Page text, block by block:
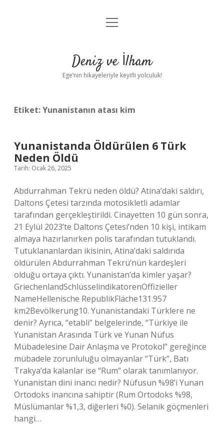
Anasayfa
Yasal Uyarı
menüyü
Deniz ve İlham
Ege’nin hikayeleriyle keyifli yolculuk!
Etiket:Yunanistanın atası kim
Yunanistanda Öldürülen 6 Türk
Neden Öldü
Tarih: Ocak 26, 2025
Abdurrahman Tekrü neden öldü? Atina’daki saldırı,
Daltons Çetesi tarzında motosikletli adamlar
tarafından gerçekleştirildi. Cinayetten 10 gün sonra,
21 Eylül 2023’te Daltons Çetesi’nden 10 kişi, intikam
almaya hazırlanırken polis tarafından tutuklandı.
Tutuklananlardan ikisinin, Atina’daki saldırıda
öldürülen Abdurrahman Tekrü’nün kardeşleri
olduğu ortaya çıktı. Yunanistan’da kimler yaşar?
GriechenlandSchlüsselindikatorenOffizieller
NameHellenische RepublikFläche131.957
km2Bevölkerung10. Yunanistandaki Türklere ne
denir? Ayrıca, “etabli” belgelerinde, “Türkiye ile
Yunanistan Arasında Türk ve Yunan Nüfus
Mübadelesine Dair Anlaşma ve Protokol” gereğince
mübadele zorunluluğu olmayanlar “Türk”, Batı
Trakya’da kalanlar ise “Rum” olarak tanımlanıyor.
Yunanistan dini inancı nedir? Nüfusun %98’i Yunan
Ortodoks inancına sahiptir (Rum Ortodoks %98,
Müslümanlar %1,3, diğerleri %0). Selanik göçmenleri
hangi…